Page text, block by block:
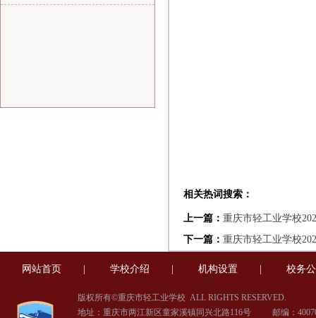
相关热词搜索：
上一篇：重庆市轻工业学校
下一篇：重庆市轻工业学校
网站首页 学校介绍 机构设置 校务
版权所有©重庆市轻工业学校 ALL RIGHTS RESERVED.
地址：重庆市两江新区童家溪镇同兴北路116号 邮编：